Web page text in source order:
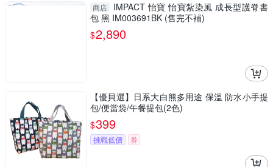
商店
IMPACT 怡寶 怡寶紮染風 成長型護脊書
包 黑 IM003691BK (售完不補)
$2,890
【優貝選】日系大白熊多用途 保溫 防水小手提
包/便當袋/午餐提包(2色)
$399
挑戰低價 券